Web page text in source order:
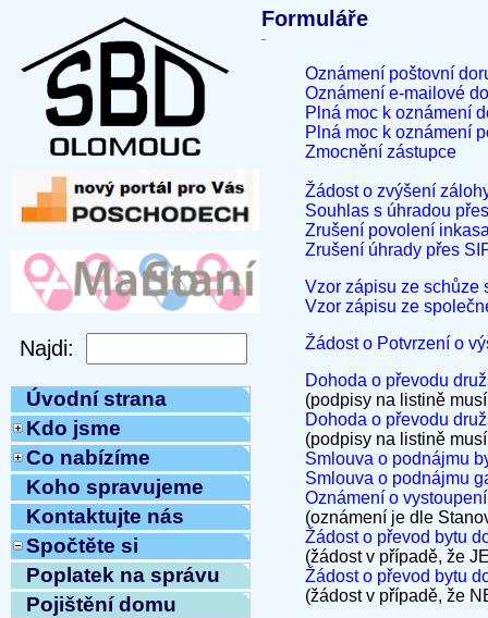
Úvodní strana
Kdo jsme
Co nabízíme
Koho spravujeme
Kontaktujte nás
Spočtěte si
Poplatek na správu
Pojištění domu
Formuláře
Oznámení poštovní
Oznámení e-mailové
Plná moc k oznámení
Plná moc k oznámení
Zmocnění zástupce
Žádost o zvýšení
Souhlas s úhradou
Zrušení povolení
Zrušení úhrady přes
Vzor zápisu ze schůze
Vzor zápisu ze
Žádost o Potvrzení o
Dohoda o převodu
(podpisy na listině
Dohoda o převodu
(podpisy na listině
Smlouva o podnájmu
Smlouva o podnájmu
Oznámení o
(oznámení je dle
Žádost o převod bytu
(žádost v případě, že
Žádost o převod bytu
(žádost v případě, že